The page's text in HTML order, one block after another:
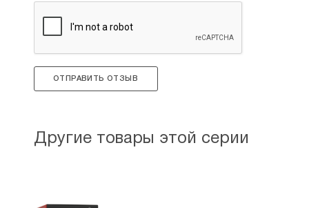
ОТПРАВИТЬ ОТЗЫВ
Другие товары этой серии